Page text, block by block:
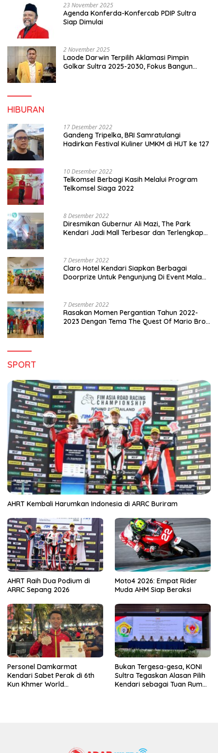
23 November 2025
Agenda Konferda-Konfercab PDIP Sultra
Siap Dimulai
2 November 2025
Laode Darwin Terpilih Aklamasi Pimpin
Golkar Sultra 2025-2030, Fokus Bangun
HIBURAN
17 Desember 2022
Gandeng Tripelka, BRI Samratulangi
Hadirkan Festival Kuliner UMKM di HUT ke 127
10 Desember 2022
Telkomsel Berbagi Kasih Melalui Program
Telkomsel Siaga 2022
8 Desember 2022
Diresmikan Gubernur Ali Mazi, The Park
Kendari Jadi Mall Terbesar dan Terlengkap
7 Desember 2022
Claro Hotel Kendari Siapkan Berbagai
Doorprize Untuk Pengunjung Di Event Malam
7 Desember 2022
Rasakan Momen Pergantian Tahun 2022-
2023 Dengan Tema The Quest Of Mario Bros
SPORT
AHRT Kembali Harumkan Indonesia di ARRC Buriram
AHRT Raih Dua Podium di
ARRC Sepang 2026
Moto4 2026: Empat Rider
Muda AHM Siap Beraksi
Personel Damkarmat
Kendari Sabet Perak di 6th
Kun Khmer World
Bukan Tergesa-gesa, KONI
Sultra Tegaskan Alasan Pilih
Kendari sebagai Tuan Rumah